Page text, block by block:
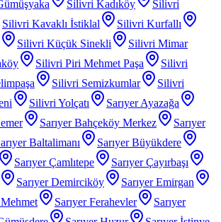
Silivri Kadıköy
Silivri
Silivri Kavaklı İstiklal
Silivri Kurfallı
Silivri Küçük Sinekli
Silivri Mimar
Silivri Piri Mehmet Paşa
Silivri
Silivri Semizkumlar
Silivri
Silivri Yolçatı
Sarıyer Ayazağa
Sarıyer Bahçeköy Merkez
Sarıyer
Baltalimanı
Sarıyer Büyükdere
Sarıyer Çamlıtepe
Sarıyer Çayırbaşı
Sarıyer Demirciköy
Sarıyer Emirgan
Sarıyer Ferahevler
Sarıyer